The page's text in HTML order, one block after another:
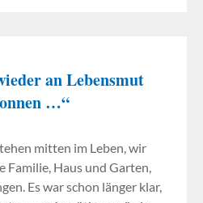
an Lebensmut
…“
mitten im Leben, wir
Familie, Haus und Garten,
Es war schon länger klar,